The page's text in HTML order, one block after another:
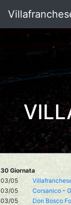
30 Giornata
03/05
03/05
Corsanico -
03/05
Don Bosco